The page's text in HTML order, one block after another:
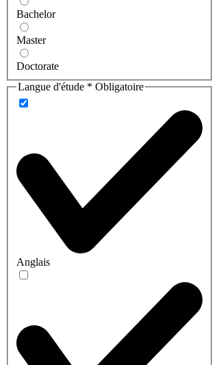
Bachelor
Master
Doctorate
Langue d'étude * Obligatoire
Anglais